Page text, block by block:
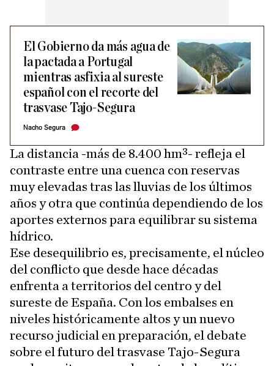
El Gobierno da más agua de
la pactada a Portugal
mientras asfixia al sureste
español con el recorte del
trasvase Tajo-Segura
Nacho Segura
La distancia -más de 8.400 hm³- refleja el
contraste entre una cuenca con reservas
muy elevadas tras las lluvias de los últimos
años y otra que continúa dependiendo de los
aportes externos para equilibrar su sistema
hídrico.
Ese desequilibrio es, precisamente, el núcleo
del conflicto que desde hace décadas
enfrenta a territorios del centro y del
sureste de España. Con los embalses en
niveles históricamente altos y un nuevo
recurso judicial en preparación, el debate
sobre el futuro del trasvase Tajo-Segura